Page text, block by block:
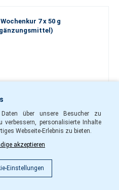
7 x 50 g
€
+
über unsere Besucher zu
verbessern, personalisierte Inhalte
Webseite-Erlebnis zu bieten.
akzeptieren
Einstellungen